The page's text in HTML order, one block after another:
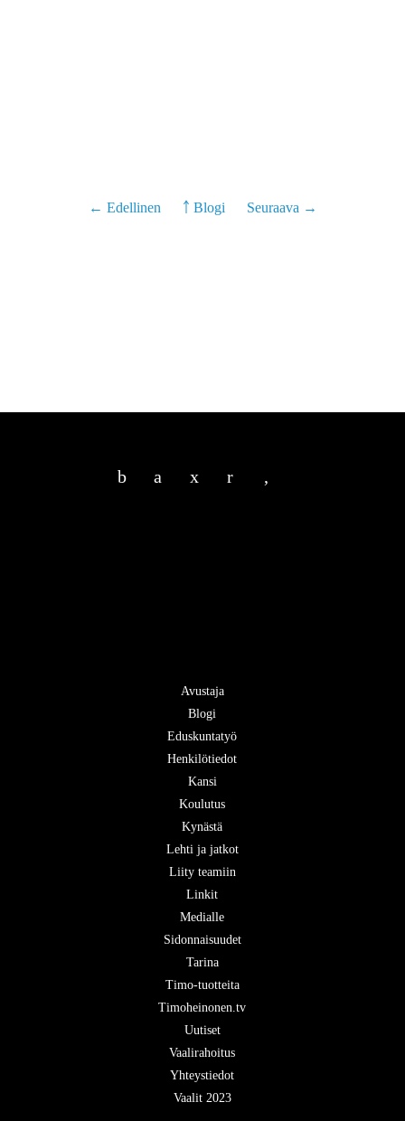
← Edellinen ￪ Blogi Seuraava →
b a x r ,
Avustaja
Blogi
Eduskuntatyö
Henkilötiedot
Kansi
Koulutus
Kynästä
Lehti ja jatkot
Liity teamiin
Linkit
Medialle
Sidonnaisuudet
Tarina
Timo-tuotteita
Timoheinonen.tv
Uutiset
Vaalirahoitus
Yhteystiedot
Vaalit 2023